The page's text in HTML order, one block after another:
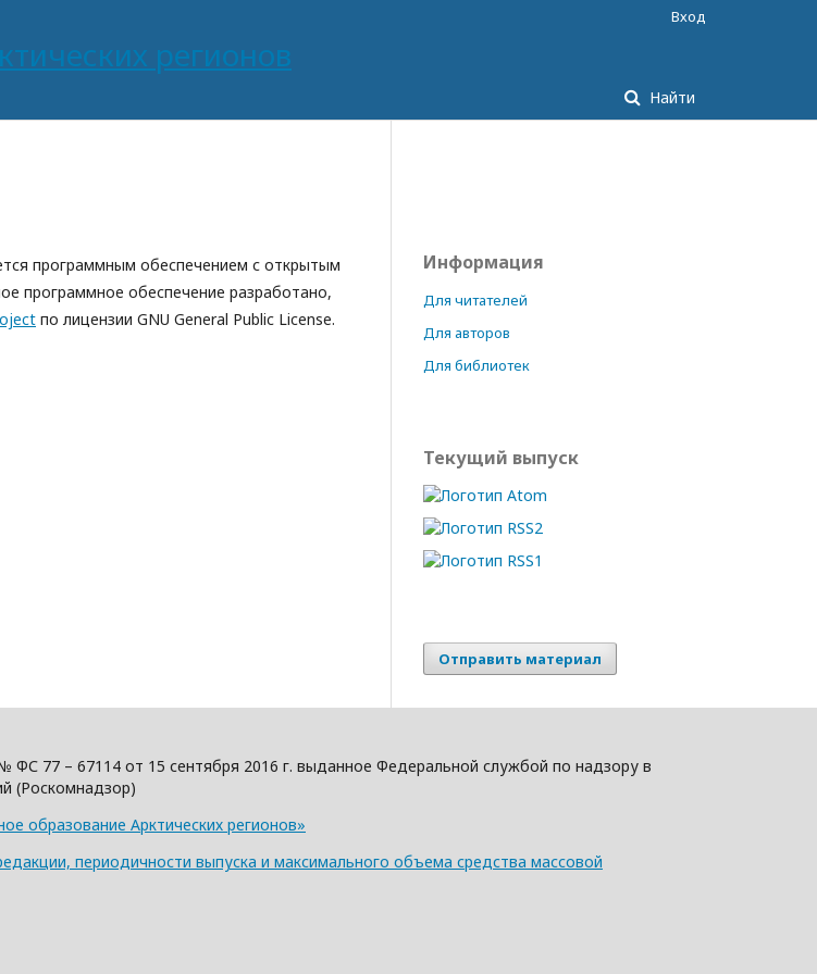
Найти
Вход
программным обеспечением с открытым
программное обеспечение разработано,
по лицензии GNU General Public License.
Информация
Для читателей
Для авторов
Для библиотек
Текущий выпуск
Отправить материал
77 – 67114 от 15 сентября 2016 г. выданное Федеральной службой по надзору в
(Роскомнадзор)
образование Арктических регионов»
периодичности выпуска и максимального объема средства массовой